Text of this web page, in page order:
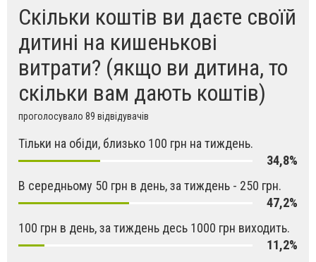
Скільки коштів ви даєте своїй
дитині на кишенькові
витрати? (якщо ви дитина, то
скільки вам дають коштів)
проголосувало 89 відвідувачів
Тільки на обіди, близько 100 грн на тиждень.
34,8%
В середньому 50 грн в день, за тиждень - 250 грн.
47,2%
100 грн в день, за тиждень десь 1000 грн виходить.
11,2%